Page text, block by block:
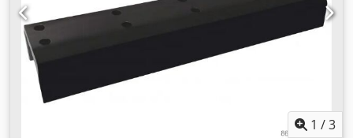
industriella tillämpningar. * Justerbar arbetshöjd mellan
2400–3600 mm – anpassningsbar till olika typer av
anläggningar och projekt. * Dubbel T-balk (100 x 180 mm) –
ökad stabilitet, möjlighet att montera kedje- eller vajerlyft.
* Mobilitet – fyra svängbara hjul med parkeringsbromsar
säkerställer enkel förflyttning och säker placering på
arbetsplatsen. * Vridstyvhet – förstärkt stålkonstruktion
med extra stag ger styvhet under belastning. * Säker
1 /3